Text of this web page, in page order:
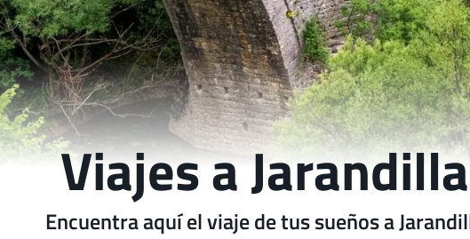
Viajes a Jarandilla
Encuentra aquí el viaje de tus sueños a